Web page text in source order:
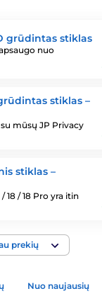
grūdintas stiklas
nuo
stiklas –
mūsų JP Privacy
stiklas –
18 / 18 Pro yra itin
prekių
Nuo naujausių